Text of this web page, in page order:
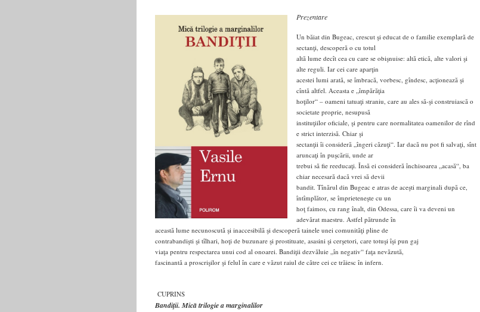
Prezentare
Un băiat din Bugeac, crescut şi educat de o familie exemplară de
sectanţi, descoperă o cu totul
altă lume decît cea cu care se obişnuise: altă etică, alte valori şi
alte reguli. Iar cei care aparţin
acestei lumi arată, se îmbracă, vorbesc, gîndesc, acţionează şi
cîntă altfel. Aceasta e „împărăţia
hoţilor“ – oameni tatuaţi straniu, care au ales să-şi construiască o
societate proprie, nesupusă
instituţiilor oficiale, şi pentru care normalitatea oamenilor de rînd
e strict interzisă. Chiar şi
sectanţii îi consideră „îngeri căzuţi“. Iar dacă nu pot fi salvaţi, sînt
aruncaţi în puşcării, unde ar
trebui să fie reeducaţi. Însă ei consideră închisoarea „acasă“, ba
chiar necesară dacă vrei să devii
bandit. Tînărul din Bugeac e atras de aceşti marginali după ce,
întîmplător, se împrieteneşte cu un
hoţ faimos, cu rang înalt, din Odessa, care îi va deveni un
adevărat maestru. Astfel pătrunde în
această lume necunoscută şi inaccesibilă şi descoperă tainele unei comunităţi pline de
contrabandişti şi tîlhari, hoţi de buzunare şi prostituate, asasini şi cerşetori, care totuşi îşi pun gaj
viaţa pentru respectarea unui cod al onoarei. Bandiţii dezvăluie „în negativ“ faţa nevăzută,
fascinantă a proscrişilor şi felul în care e văzut raiul de către cei ce trăiesc în infern.
CUPRINS
Bandiţii. Mică trilogie a marginalilor